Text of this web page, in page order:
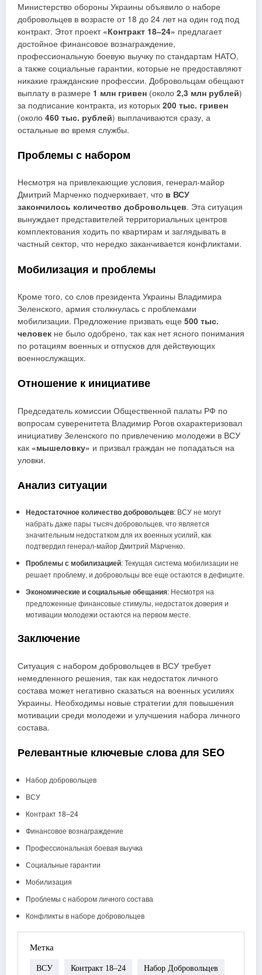
Министерство обороны Украины объявило о наборе
добровольцев в возрасте от 18 до 24 лет на один год под
контракт. Этот проект «Контракт 18–24» предлагает
достойное финансовое вознаграждение,
профессиональную боевую выучку по стандартам НАТО,
а также социальные гарантии, которые не предоставляют
никакие гражданские профессии. Добровольцам обещают
выплату в размере 1 млн гривен (около 2,3 млн рублей)
за подписание контракта, из которых 200 тыс. гривен
(около 460 тыс. рублей) выплачиваются сразу, а
остальные во время службы.
Проблемы с набором
Несмотря на привлекающие условия, генерал-майор
Дмитрий Марченко подчеркивает, что в ВСУ
закончилось количество добровольцев. Эта ситуация
вынуждает представителей территориальных центров
комплектования ходить по квартирам и заглядывать в
частный сектор, что нередко заканчивается конфликтами.
Мобилизация и проблемы
Кроме того, со слов президента Украины Владимира
Зеленского, армия столкнулась с проблемами
мобилизации. Предложение призвать еще 500 тыс.
человек не было одобрено, так как нет ясного понимания
по ротациям военных и отпусков для действующих
военнослужащих.
Отношение к инициативе
Председатель комиссии Общественной палаты РФ по
вопросам суверенитета Владимир Рогов охарактеризовал
инициативу Зеленского по привлечению молодежи в ВСУ
как «мышеловку» и призвал граждан не попадаться на
уловки.
Анализ ситуации
Недостаточное количество добровольцев: ВСУ не могут
набрать даже пары тысяч добровольцев, что является
значительным недостатком для их военных усилий, как
подтвердил генерал-майор Дмитрий Марченко.
Проблемы с мобилизацией: Текущая система мобилизации не
решает проблему, и добровольцы все еще остаются в дефиците.
Экономические и социальные обещания: Несмотря на
предложенные финансовые стимулы, недостаток доверия и
мотивации молодежи остаются на первом месте.
Заключение
Ситуация с набором добровольцев в ВСУ требует
немедленного решения, так как недостаток личного
состава может негативно сказаться на военных усилиях
Украины. Необходимы новые стратегии для повышения
мотивации среди молодежи и улучшения набора личного
состава.
Релевантные ключевые слова для SEO
Набор добровольцев
ВСУ
Контракт 18–24
Финансовое вознаграждение
Профессиональная боевая выучка
Социальные гарантии
Мобилизация
Проблемы с набором личного состава
Конфликты в наборе добровольцев
Метка
ВСУ Контракт 18–24 Набор Добровольцев